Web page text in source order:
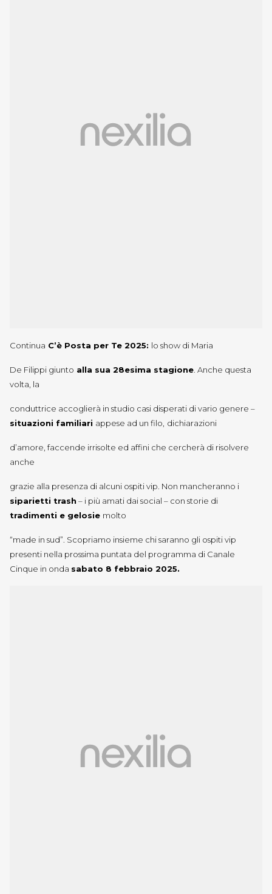
Continua C’è Posta per Te 2025: lo show di Maria
De Filippi giunto alla sua 28esima stagione . Anche questa
volta, la
conduttrice accoglierà in studio casi disperati di vario genere –
situazioni familiari appese ad un filo, dichiarazioni
d’amore, faccende irrisolte ed affini che cercherà di risolvere
anche
grazie alla presenza di alcuni ospiti vip. Non mancheranno i
siparietti trash – i più amati dai social – con storie di
tradimenti e gelosie molto
“made in sud”. Scopriamo insieme chi saranno gli ospiti vip
presenti nella prossima puntata del programma di Canale
Cinque in onda sabato 8 febbraio 2025.